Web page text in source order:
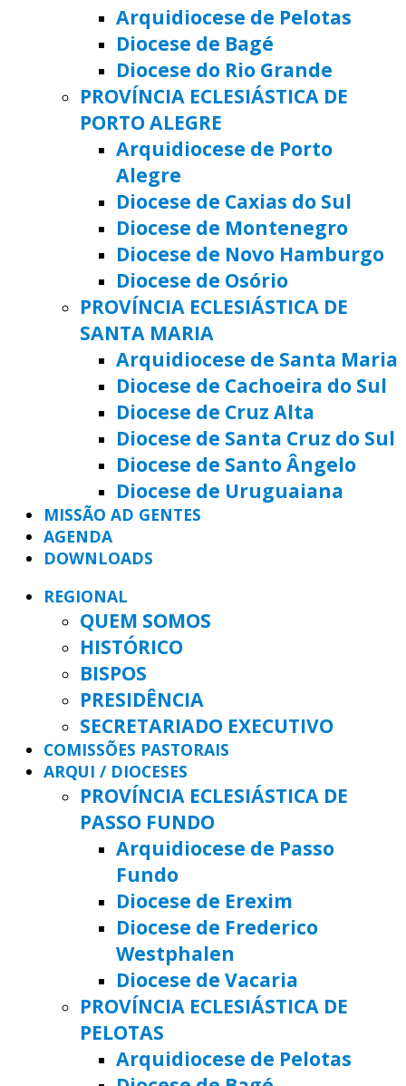
Arquidiocese de Pelotas
Diocese de Bagé
Diocese do Rio Grande
PROVÍNCIA ECLESIÁSTICA DE
PORTO ALEGRE
Arquidiocese de Porto
Alegre
Diocese de Caxias do Sul
Diocese de Montenegro
Diocese de Novo Hamburgo
Diocese de Osório
PROVÍNCIA ECLESIÁSTICA DE
SANTA MARIA
Arquidiocese de Santa Maria
Diocese de Cachoeira do Sul
Diocese de Cruz Alta
Diocese de Santa Cruz do Sul
Diocese de Santo Ângelo
Diocese de Uruguaiana
MISSÃO AD GENTES
AGENDA
DOWNLOADS
REGIONAL
QUEM SOMOS
HISTÓRICO
BISPOS
PRESIDÊNCIA
SECRETARIADO EXECUTIVO
COMISSÕES PASTORAIS
ARQUI / DIOCESES
PROVÍNCIA ECLESIÁSTICA DE
PASSO FUNDO
Arquidiocese de Passo
Fundo
Diocese de Erexim
Diocese de Frederico
Westphalen
Diocese de Vacaria
PROVÍNCIA ECLESIÁSTICA DE
PELOTAS
Arquidiocese de Pelotas